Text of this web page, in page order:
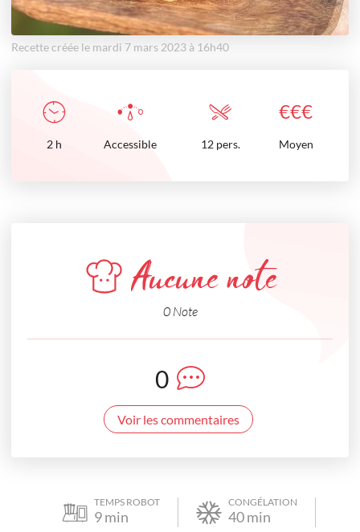
Recette créée le mardi 7 mars 2023 à 16h40
€€€
2 h Accessible 12 pers. Moyen
Aucune note
0 Note
0
Voir les commentaires
TEMPS ROBOT
9min
CONGÉLATION
40min